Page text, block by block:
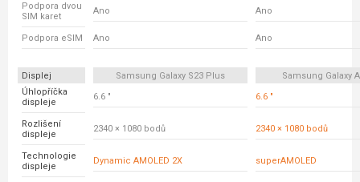
Podpora dvou
SIM karet
Ano Ano
Podpora eSIM Ano Ano
Displej Samsung Galaxy S23 Plus
Samsung Galaxy
Úhlopříčka
displeje
6.6 " 6.6 "
Rozlišení
displeje
2340 × 1080 bodů 2340 × 1080 bodů
Technologie
displeje
Dynamic AMOLED 2X superAMOLED